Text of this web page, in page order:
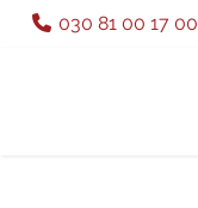
030 81 00 17 00